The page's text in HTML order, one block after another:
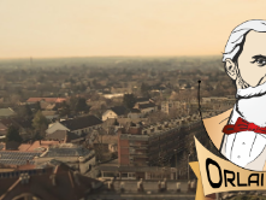
content